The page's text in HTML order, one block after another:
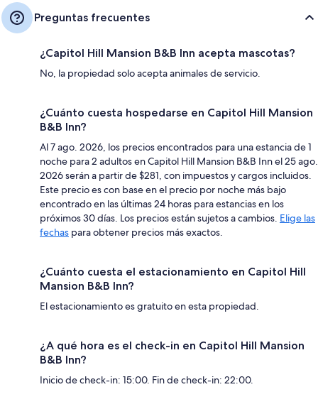
Preguntas frecuentes
¿Capitol Hill Mansion B&B Inn acepta mascotas?
No, la propiedad solo acepta animales de servicio.
¿Cuánto cuesta hospedarse en Capitol Hill Mansion
B&B Inn?
Al 7 ago. 2026, los precios encontrados para una estancia de 1
noche para 2 adultos en Capitol Hill Mansion B&B Inn el 25 ago.
2026 serán a partir de $281, con impuestos y cargos incluidos.
Este precio es con base en el precio por noche más bajo
encontrado en las últimas 24 horas para estancias en los
próximos 30 días. Los precios están sujetos a cambios. Elige las
fechas para obtener precios más exactos.
¿Cuánto cuesta el estacionamiento en Capitol Hill
Mansion B&B Inn?
El estacionamiento es gratuito en esta propiedad.
¿A qué hora es el check-in en Capitol Hill Mansion
B&B Inn?
Inicio de check-in: 15:00. Fin de check-in: 22:00.